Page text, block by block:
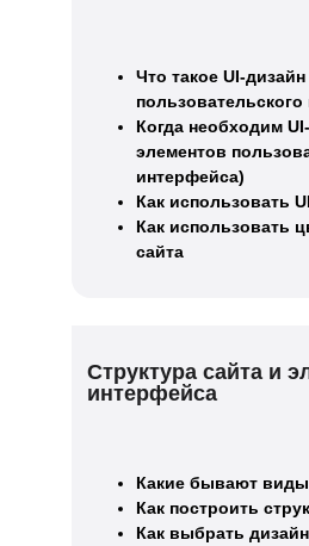
Что такое UI-
Когда необходим
элементов
интерфейса)
Как использовать
Как использовать
сайта
Структура сайта и
интерфейса
Какие бывают виды
Как построить
Как выбрать